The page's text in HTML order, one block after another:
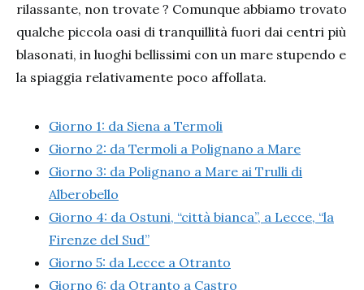
rilassante, non trovate ? Comunque abbiamo trovato
qualche piccola oasi di tranquillità fuori dai centri più
blasonati, in luoghi bellissimi con un mare stupendo e
la spiaggia relativamente poco affollata.
Giorno 1: da Siena a Termoli
Giorno 2: da Termoli a Polignano a Mare
Giorno 3: da Polignano a Mare ai Trulli di
Alberobello
Giorno 4: da Ostuni, “città bianca”, a Lecce, “la
Firenze del Sud”
Giorno 5: da Lecce a Otranto
Giorno 6: da Otranto a Castro